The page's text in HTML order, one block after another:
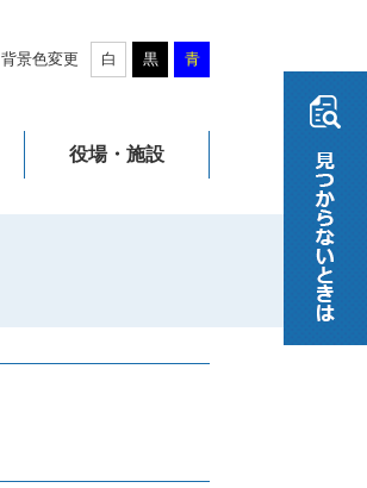
背景色変更 白 黒 青
役場・施設